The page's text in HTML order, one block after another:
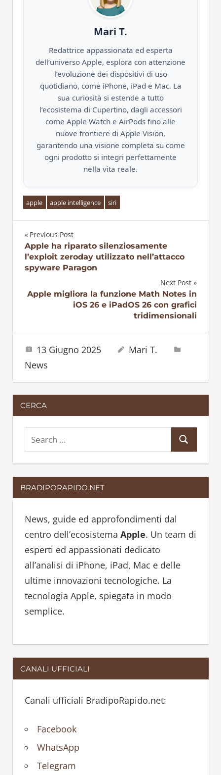
Mari T.
Redattrice appassionata ed esperta
dell’universo Apple, esplora con attenzione
l’evoluzione dei dispositivi di uso
quotidiano, come iPhone, iPad e Mac. La
sua curiosità si estende a tutto
l’ecosistema di Cupertino, dagli accessori
come Apple Watch e AirPods fino alle
nuove frontiere di Apple Vision,
garantendo una visione completa su come
ogni prodotto si integri perfettamente
nella vita reale.
apple apple intelligence siri
Navigazione
articoli
Previous Post
Apple ha riparato silenziosamente
l’exploit zeroday utilizzato nell’attacco
spyware Paragon
Next Post
Apple migliora la funzione Math Notes in
iOS 26 e iPadOS 26 con grafici
tridimensionali
13 Giugno 2025
Mari T.
News
CERCA
e
a
r
c
e
a
BRADIPORAPIDO.NET
News, guide ed approfondimenti dal
centro dell’ecosistema Apple. Un team di
esperti ed appassionati dedicato
all’analisi di iPhone, iPad, Mac e delle
ultime innovazioni tecnologiche. La
tecnologia Apple, spiegata in modo
semplice.
CANALI UFFICIALI
Canali ufficiali BradipoRapido.net:
Facebook
WhatsApp
Telegram